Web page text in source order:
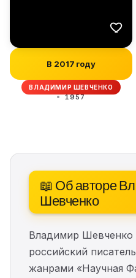
В 2017 году
ВЛАДИМИР ШЕВЧЕНКО
1957
📖 Об авторе
Шевченко
Владимир
российский
жанрами «Научная